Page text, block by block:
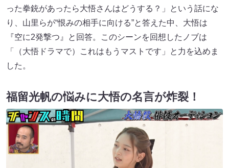
った拳銃があったら大悟さんはどうする？」という話にな
り、山里らが“恨みの相手に向ける”と答えた中、大悟は
『空に2発撃つ』と回答。このシーンを回想したノブは
「（大悟ドラマで）これはもうマストです」と力を込めま
した。
福留光帆の悩みに大悟の名言が炸裂！